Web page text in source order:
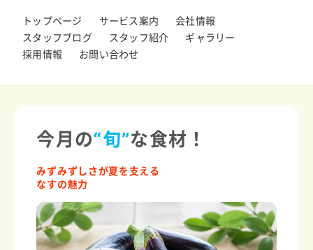
トップページ サービス案内
会社情報
スタッフブログ
スタッフ紹介
ギャラリー
採用情報
お問い合わせ
今月の“旬”な食材！
みずみずしさが夏を支える
なすの魅力